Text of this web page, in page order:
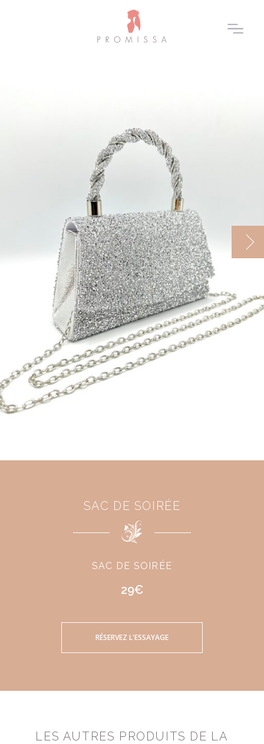
SAC DE SOIRÉE
SAC DE SOIRÉE
29€
RÉSERVEZ L'ESSAYAGE
LES AUTRES PRODUITS DE LA